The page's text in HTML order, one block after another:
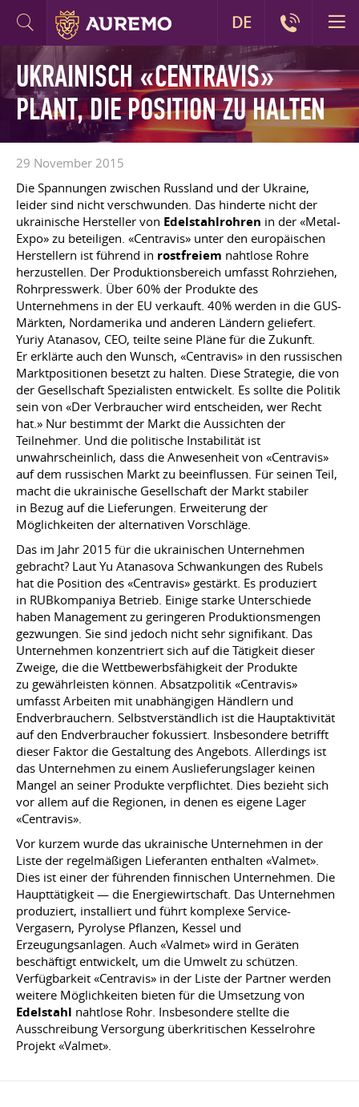
UKRAINISCH «CENTRAVIS»
PLANT, DIE POSITION ZU HALTEN
29 November 2015
Die Spannungen zwischen Russland und der Ukraine,
leider sind nicht verschwunden. Das hinderte nicht der
ukrainische Hersteller von Edelstahlrohren in der «Metal-
Expo» zu beteiligen. «Centravis» unter den europäischen
Herstellern ist führend in rostfreiem nahtlose Rohre
herzustellen. Der Produktionsbereich umfasst Rohrziehen,
Rohrpresswerk. Über 60% der Produkte des
Unternehmens in der EU verkauft. 40% werden in die GUS-
Märkten, Nordamerika und anderen Ländern geliefert.
Yuriy Atanasov, CEO, teilte seine Pläne für die Zukunft.
Er erklärte auch den Wunsch, «Centravis» in den russischen
Marktpositionen besetzt zu halten. Diese Strategie, die von
der Gesellschaft Spezialisten entwickelt. Es sollte die Politik
sein von «Der Verbraucher wird entscheiden, wer Recht
hat.» Nur bestimmt der Markt die Aussichten der
Teilnehmer. Und die politische Instabilität ist
unwahrscheinlich, dass die Anwesenheit von «Centravis»
auf dem russischen Markt zu beeinflussen. Für seinen Teil,
macht die ukrainische Gesellschaft der Markt stabiler
in Bezug auf die Lieferungen. Erweiterung der
Möglichkeiten der alternativen Vorschläge.
Das im Jahr 2015 für die ukrainischen Unternehmen
gebracht? Laut Yu Atanasova Schwankungen des Rubels
hat die Position des «Centravis» gestärkt. Es produziert
in RUBkompaniya Betrieb. Einige starke Unterschiede
haben Management zu geringeren Produktionsmengen
gezwungen. Sie sind jedoch nicht sehr signifikant. Das
Unternehmen konzentriert sich auf die Tätigkeit dieser
Zweige, die die Wettbewerbsfähigkeit der Produkte
zu gewährleisten können. Absatzpolitik «Centravis»
umfasst Arbeiten mit unabhängigen Händlern und
Endverbrauchern. Selbstverständlich ist die Hauptaktivität
auf den Endverbraucher fokussiert. Insbesondere betrifft
dieser Faktor die Gestaltung des Angebots. Allerdings ist
das Unternehmen zu einem Auslieferungslager keinen
Mangel an seiner Produkte verpflichtet. Dies bezieht sich
vor allem auf die Regionen, in denen es eigene Lager
«Centravis».
Vor kurzem wurde das ukrainische Unternehmen in der
Liste der regelmäßigen Lieferanten enthalten «Valmet».
Dies ist einer der führenden finnischen Unternehmen. Die
Haupttätigkeit — die Energiewirtschaft. Das Unternehmen
produziert, installiert und führt komplexe Service-
Vergasern, Pyrolyse Pflanzen, Kessel und
Erzeugungsanlagen. Auch «Valmet» wird in Geräten
beschäftigt entwickelt, um die Umwelt zu schützen.
Verfügbarkeit «Centravis» in der Liste der Partner werden
weitere Möglichkeiten bieten für die Umsetzung von
Edelstahl nahtlose Rohr. Insbesondere stellte die
Ausschreibung Versorgung überkritischen Kesselrohre
Projekt «Valmet».
DE